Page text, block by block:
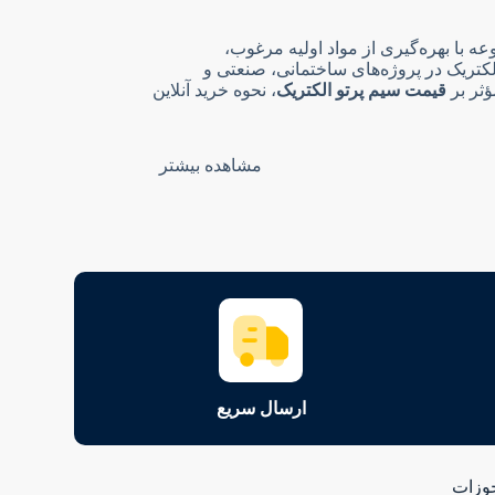
با بهره‌گیری از مواد اولیه مرغوب،
در پروژه‌های ساختمانی، صنعتی و
بر قیمت سیم پرتو الکتریک، نحوه خرید آنلاین
و پروژه‌های تأسیساتی استفاده می‌شود.
مشاهده بیشتر
ارسال سریع